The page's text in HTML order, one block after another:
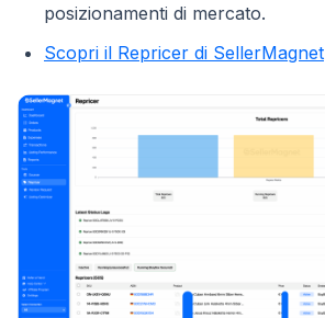
posizionamenti di mercato.
Scopri il Repricer di SellerMagnet